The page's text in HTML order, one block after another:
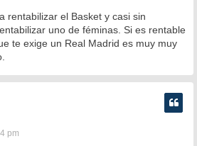
rentabilizar el Basket y casi sin
uno de féminas. Si es rentable
te exige un Real Madrid es muy muy
pm